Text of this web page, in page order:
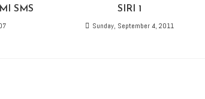
SMS
SIRI 1
Sunday, September 4, 2011